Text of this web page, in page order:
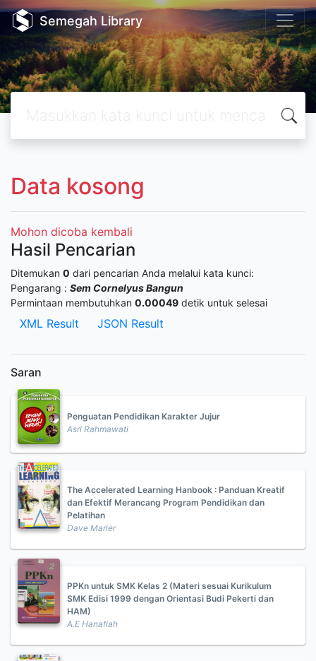
Semegah Library
Data kosong
Mohon dicoba kembali
Hasil Pencarian
Ditemukan 0 dari pencarian Anda melalui kata kunci:
Pengarang : Sem Cornelyus Bangun
Permintaan membutuhkan 0.00049 detik untuk selesai
XML Result JSON Result
Saran
Penguatan Pendidikan Karakter Jujur
Asri Rahmawati
The Accelerated Learning Hanbook : Panduan Kreatif
dan Efektif Merancang Program Pendidikan dan
Pelatihan
Dave Marier
PPKn untuk SMK Kelas 2 (Materi sesuai Kurikulum
SMK Edisi 1999 dengan Orientasi Budi Pekerti dan
HAM)
A.E Hanafiah